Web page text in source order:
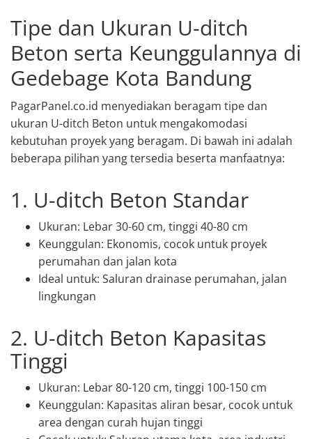
Tipe dan Ukuran U-ditch
Beton serta Keunggulannya di
Gedebage Kota Bandung
PagarPanel.co.id menyediakan beragam tipe dan
ukuran U-ditch Beton untuk mengakomodasi
kebutuhan proyek yang beragam. Di bawah ini adalah
beberapa pilihan yang tersedia beserta manfaatnya:
1. U-ditch Beton Standar
Ukuran: Lebar 30-60 cm, tinggi 40-80 cm
Keunggulan: Ekonomis, cocok untuk proyek
perumahan dan jalan kota
Ideal untuk: Saluran drainase perumahan, jalan
lingkungan
2. U-ditch Beton Kapasitas
Tinggi
Ukuran: Lebar 80-120 cm, tinggi 100-150 cm
Keunggulan: Kapasitas aliran besar, cocok untuk
area dengan curah hujan tinggi